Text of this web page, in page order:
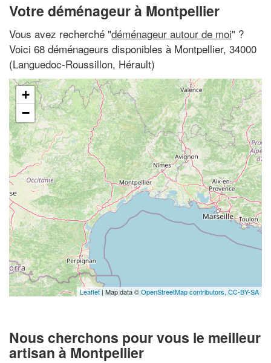
Votre déménageur à Montpellier
Vous avez recherché "déménageur autour de moi" ?
Voici 68 déménageurs disponibles à Montpellier, 34000
(Languedoc-Roussillon, Hérault)
+
−
Leaflet | Map data ©OpenStreetMap contributors, CC-BY-SA
Nous cherchons pour vous le meilleur
artisan à Montpellier